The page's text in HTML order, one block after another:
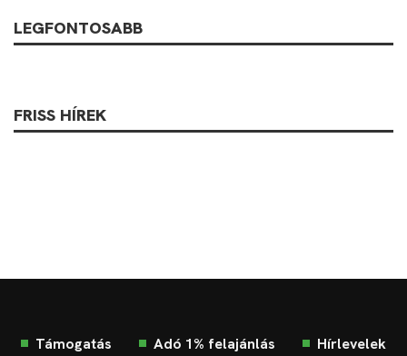
LEGFONTOSABB
FRISS HÍREK
Támogatás Adó 1% felajánlás Hírlevelek